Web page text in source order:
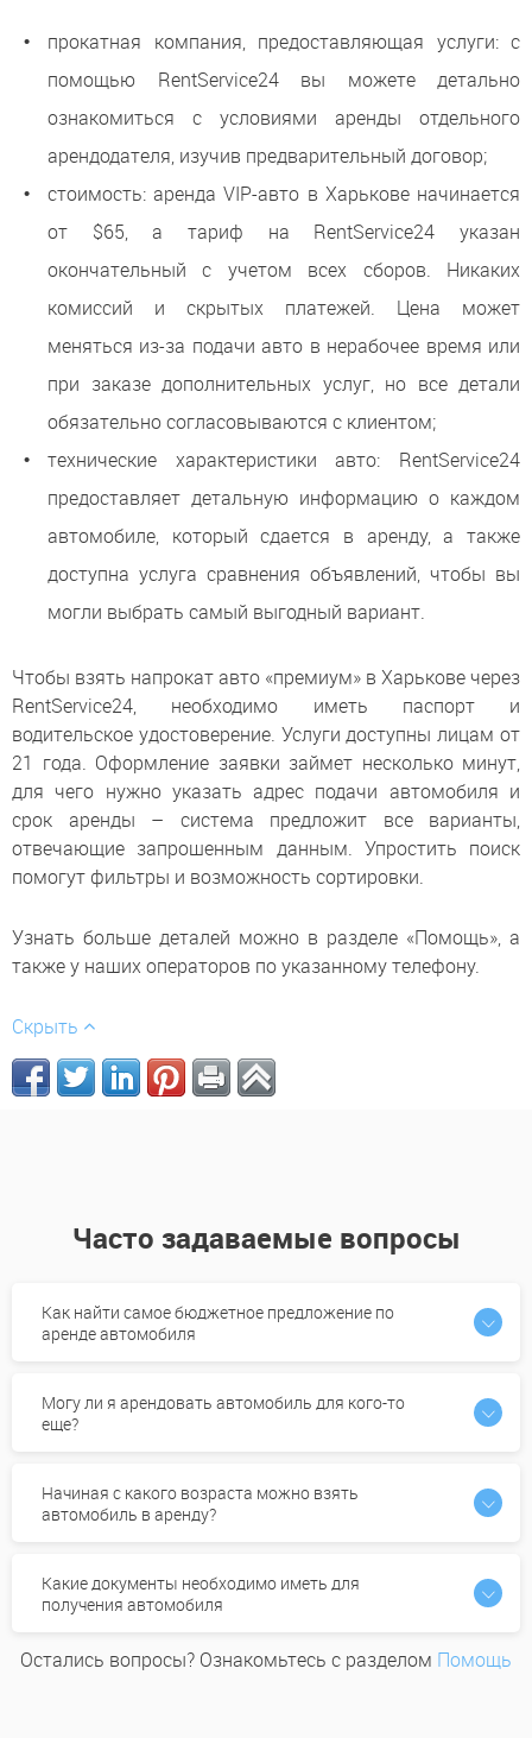
прокатная компания, предоставляющая услуги: с
помощью RentService24 вы можете детально
ознакомиться с условиями аренды отдельного
арендодателя, изучив предварительный договор;
стоимость: аренда VIP-авто в Харькове начинается
от $65, а тариф на RentService24 указан
окончательный с учетом всех сборов. Никаких
комиссий и скрытых платежей. Цена может
меняться из-за подачи авто в нерабочее время или
при заказе дополнительных услуг, но все детали
обязательно согласовываются с клиентом;
технические характеристики авто: RentService24
предоставляет детальную информацию о каждом
автомобиле, который сдается в аренду, а также
доступна услуга сравнения объявлений, чтобы вы
могли выбрать самый выгодный вариант.
Чтобы взять напрокат авто «премиум» в Харькове через
RentService24, необходимо иметь паспорт и
водительское удостоверение. Услуги доступны лицам от
21 года. Оформление заявки займет несколько минут,
для чего нужно указать адрес подачи автомобиля и
срок аренды – система предложит все варианты,
отвечающие запрошенным данным. Упростить поиск
помогут фильтры и возможность сортировки.
Узнать больше деталей можно в разделе «Помощь», а
также у наших операторов по указанному телефону.
Скрыть
Часто задаваемые вопросы
Как найти самое бюджетное предложение по
аренде автомобиля
Могу ли я арендовать автомобиль для кого-то
еще?
Начиная с какого возраста можно взять
автомобиль в аренду?
Какие документы необходимо иметь для
получения автомобиля
Остались вопросы? Ознакомьтесь с разделом Помощь